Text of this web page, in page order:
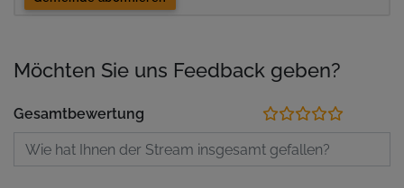
Möchten Sie uns Feedback geben?
Gesamtbewertung